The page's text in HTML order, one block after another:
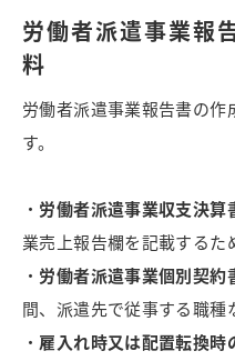
労働者派遣事業報
料
労働者派遣事業報告書の
す。
・ 労働者派遣事業収支決算
業売上報告欄を記載するた
・ 労働者派遣事業個別契約
間、派遣先で従事する職
・ 雇入れ時又は配置転換時